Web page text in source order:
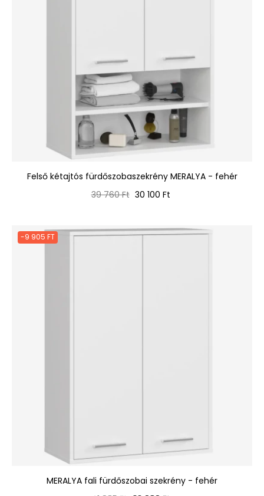
Felső kétajtós fürdőszobaszekrény MERALYA - fehér
Normál
39 760 Ft Ár
30 100 Ft
-9 905 FT
MERALYA fali fürdőszobai szekrény - fehér